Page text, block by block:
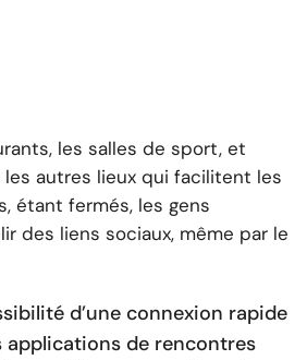
les salles de sport, et
autres lieux qui facilitent les
étant fermés, les gens
des liens sociaux, même par le
d’une connexion rapide
applications de rencontres